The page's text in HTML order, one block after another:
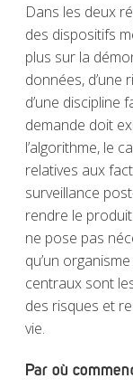
Dans les deux
des dispositifs
plus sur la
données,
d’une discipline
demande doit
l’algorithme, le
relatives aux
surveillance
rendre le
ne pose pas
qu’un
centraux sont
des risques et
vie.
Par où